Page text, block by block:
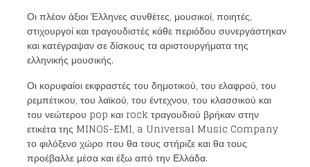
Οι πλέον άξιοι Έλληνες συνθέτες, μουσικοί, ποιητές,
στιχουργοί και τραγουδιστές κάθε περιόδου συνεργάστηκαν
και κατέγραψαν σε δίσκους τα αριστουργήματα της
ελληνικής μουσικής.
Οι κορυφαίοι εκφραστές του δημοτικού, του ελαφρού, του
ρεμπέτικου, του λαϊκού, του έντεχνου, του κλασσικού και
του νεώτερου pop και rock τραγουδιού βρήκαν στην
ετικέτα της MINOS-EMI, a Universal Music Company
το φιλόξενο χώρο που θα τους στήριζε και θα τους
προέβαλλε μέσα και έξω από την Ελλάδα.